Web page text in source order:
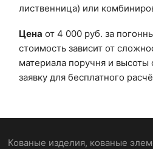
лиственница) или
Цена от 4 000 руб. за
стоимость зависит от
материала поручня и высоты
заявку для бесплатного
Кованые изделия, кованые